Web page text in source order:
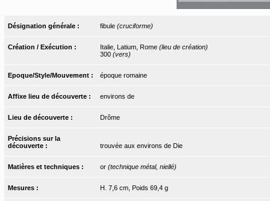
Désignation générale : fibule (cruciforme)
Création / Exécution : Italie, Latium, Rome (lieu de création)
300 (vers)
Epoque/Style/Mouvement : époque romaine
Affixe lieu de découverte : environs de
Lieu de découverte : Drôme
Précisions sur la
découverte :
trouvée aux environs de Die
Matières et techniques : or (technique métal, niellé)
Mesures : H. 7,6 cm, Poids 69,4 g